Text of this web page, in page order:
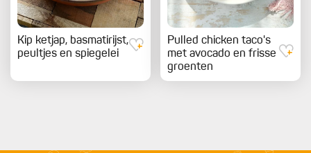
Kip ketjap, basmatirijst,
peultjes en spiegelei
Pulled chicken taco's
met avocado en frisse
groenten